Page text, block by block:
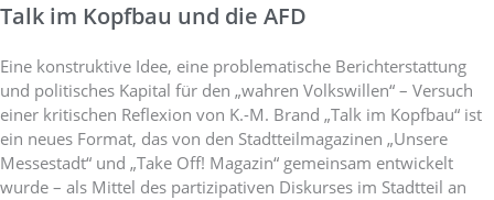
Talk im Kopfbau und die AFD
Eine konstruktive Idee, eine problematische Berichterstattung
und politisches Kapital für den „wahren Volkswillen“ – Versuch
einer kritischen Reflexion von K.-M. Brand „Talk im Kopfbau“ ist
ein neues Format, das von den Stadtteilmagazinen „Unsere
Messestadt“ und „Take Off! Magazin“ gemeinsam entwickelt
wurde – als Mittel des partizipativen Diskurses im Stadtteil an